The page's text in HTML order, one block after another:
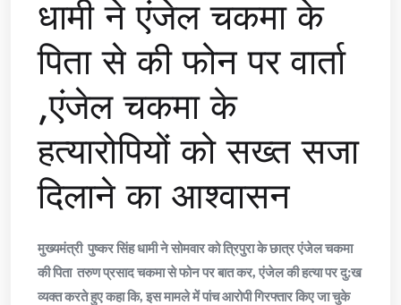
धामी ने एंजेल चकमा के
पिता से की फोन पर वार्ता
,एंजेल चकमा के
हत्यारोपियों को सख्त सजा
दिलाने का आश्वासन
मुख्यमंत्री पुष्कर सिंह धामी ने सोमवार को त्रिपुरा के छात्र एंजेल चकमा
की पिता तरुण प्रसाद चकमा से फोन पर बात कर, एंजेल की हत्या पर दु:ख
व्यक्त करते हुए कहा कि, इस मामले में पांच आरोपी गिरफ्तार किए जा चुके